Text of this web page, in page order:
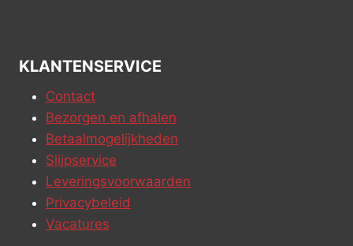
KLANTENSERVICE
Contact
Bezorgen en afhalen
Betaalmogelijkheden
Slijpservice
Leveringsvoorwaarden
Privacybeleid
Vacatures